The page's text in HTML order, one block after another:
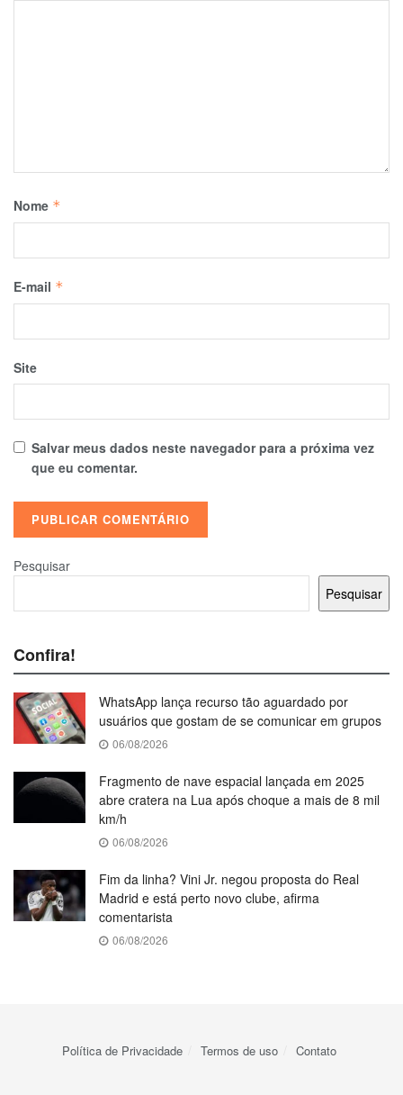
Nome *
E-mail *
Site
Salvar meus dados neste navegador para a próxima vez
que eu comentar.
Pesquisar
Pesquisar
Confira!
WhatsApp lança recurso tão aguardado por
usuários que gostam de se comunicar em grupos
06/08/2026
Fragmento de nave espacial lançada em 2025
abre cratera na Lua após choque a mais de 8 mil
km/h
06/08/2026
Fim da linha? Vini Jr. negou proposta do Real
Madrid e está perto novo clube, afirma
comentarista
06/08/2026
Política de Privacidade Termos de uso Contato